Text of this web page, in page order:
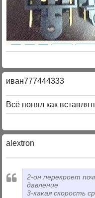
иван777444333
Всё понял как
alextron
2-он перекроет
давление
3-какая скорость